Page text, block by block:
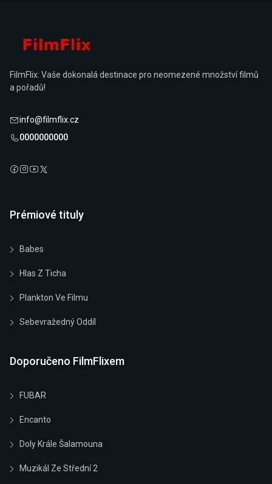
FilmFlix: Vaše dokonalá destinace pro neomezené množství filmů
a pořadů!
info@filmflix.cz
0000000000
Prémiové tituly
Babes
Hlas Z Ticha
Plankton Ve Filmu
Sebevražedný Oddíl
Doporučeno FilmFlixem
FUBAR
Encanto
Doly Krále Šalamouna
Muzikál Ze Střední 2